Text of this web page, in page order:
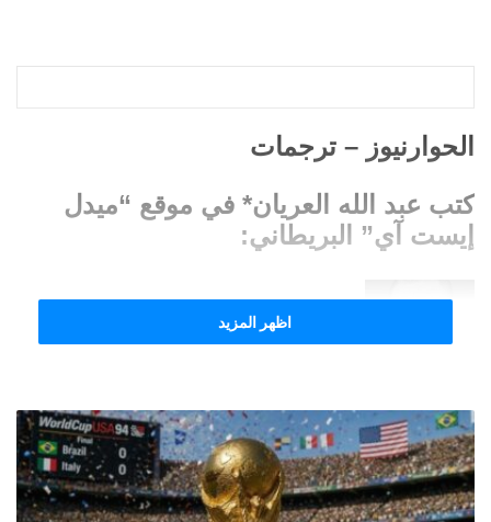
الحوارنيوز – ترجمات
كتب عبد الله العريان* في موقع “ميدل
إيست آي” البريطاني:
مع انطلاق بطولة كأس العالملكرة القدم
2026 في أميركا الشمالية، بدأت البطولة
بالفعل في تلبية التوقعات باستقبال عدائي
اظهر المزيد